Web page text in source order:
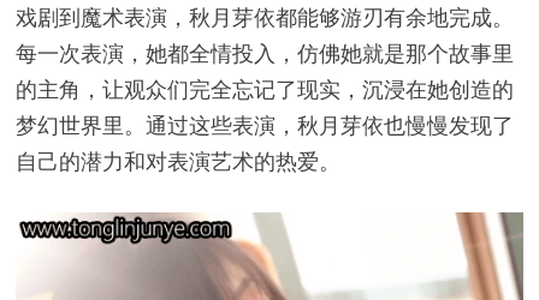
戏剧到魔术表演，秋月芽依都能够游刃有余地完成。
每一次表演，她都全情投入，仿佛她就是那个故事里
的主角，让观众们完全忘记了现实，沉浸在她创造的
梦幻世界里。通过这些表演，秋月芽依也慢慢发现了
自己的潜力和对表演艺术的热爱。